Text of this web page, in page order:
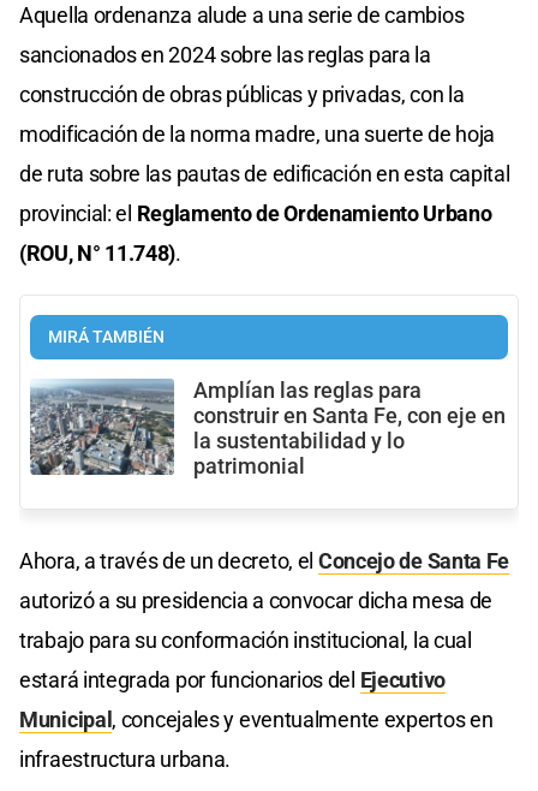
Aquella ordenanza alude a una serie de cambios
sancionados en 2024 sobre las reglas para la
construcción de obras públicas y privadas, con la
modificación de la norma madre, una suerte de hoja
de ruta sobre las pautas de edificación en esta capital
provincial: el Reglamento de Ordenamiento Urbano
(ROU, N° 11.748).
MIRÁ TAMBIÉN
Amplían las reglas para
construir en Santa Fe, con eje en
la sustentabilidad y lo
patrimonial
Ahora, a través de un decreto, el Concejo de Santa Fe
autorizó a su presidencia a convocar dicha mesa de
trabajo para su conformación institucional, la cual
estará integrada por funcionarios del Ejecutivo
Municipal, concejales y eventualmente expertos en
infraestructura urbana.